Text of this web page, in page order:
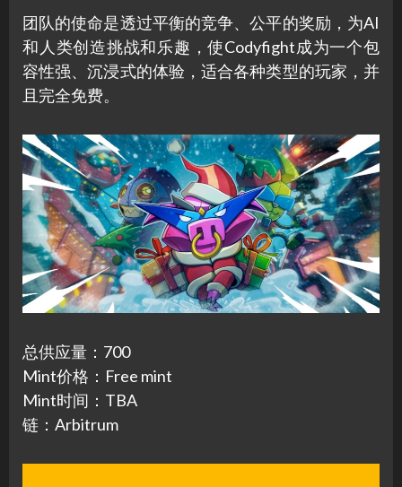
团队的使命是透过平衡的竞争、公平的奖励，为AI
和人类创造挑战和乐趣，使Codyfight成为一个包
容性强、沉浸式的体验，适合各种类型的玩家，并
且完全免费。
总供应量：700
Mint价格：Free mint
Mint时间：TBA
链：Arbitrum